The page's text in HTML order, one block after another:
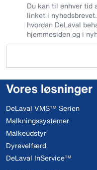
Du kan til enhver tid
linket i nyhedsbrevet.
hvordan DeLaval
hjemmesiden og i
Vores løsninger
DeLaval VMS™ Serien
Malkningssystemer
Malkeudstyr
Dyrevelfærd
DeLaval InService™